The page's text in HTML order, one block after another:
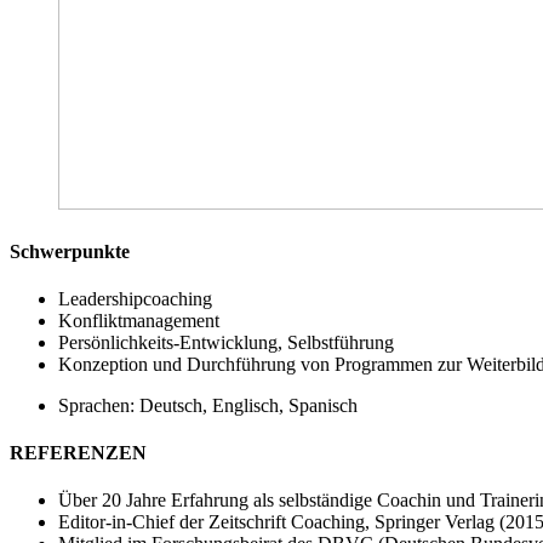
Schwerpunkte
Leadershipcoaching
Konfliktmanagement
Persönlichkeits-Entwicklung, Selbstführung
Konzeption und Durchführung von Programmen zur
Sprachen: Deutsch, Englisch, Spanisch
REFERENZEN
Über 20 Jahre Erfahrung als selbständige Coachin und
Editor-in-Chief der Zeitschrift Coaching, Springer Verlag